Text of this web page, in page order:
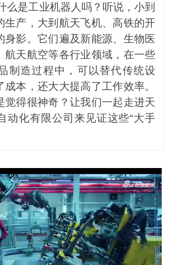
么是工业机器人吗？听说，小到
生产，大到航天飞机、高铁的开
身影。它们遍及新能源、生物医
航天航空等各行业领域，在一些
制造过程中，可以替代传统设
本，还大大提高了工作效率。
觉得很神奇？让我们一起走进天
动化有限公司来见证这些“大手